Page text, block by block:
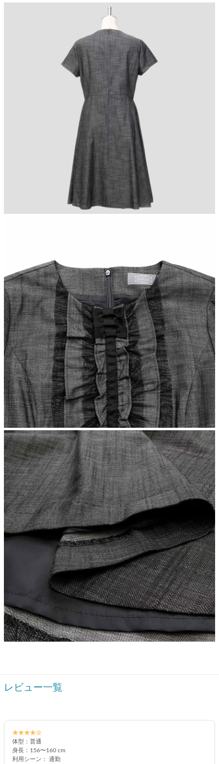
レビュー一覧
★★★★☆
体型：普通
身長：156〜160 cm
利用シーン： 通勤